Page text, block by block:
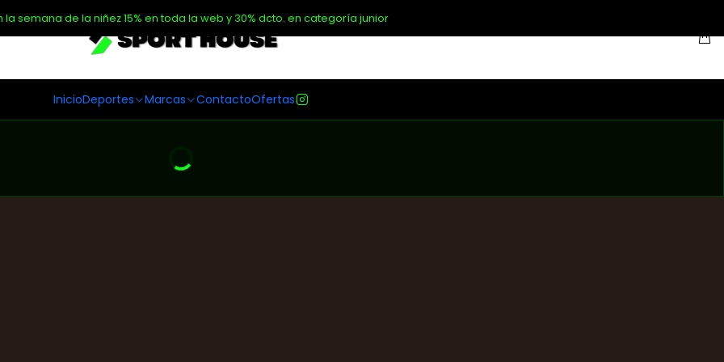
InicioDeportes Marcas ContactoOfertas
la semana de la niñez 15% en toda la web y 30% dcto. en categoría junior